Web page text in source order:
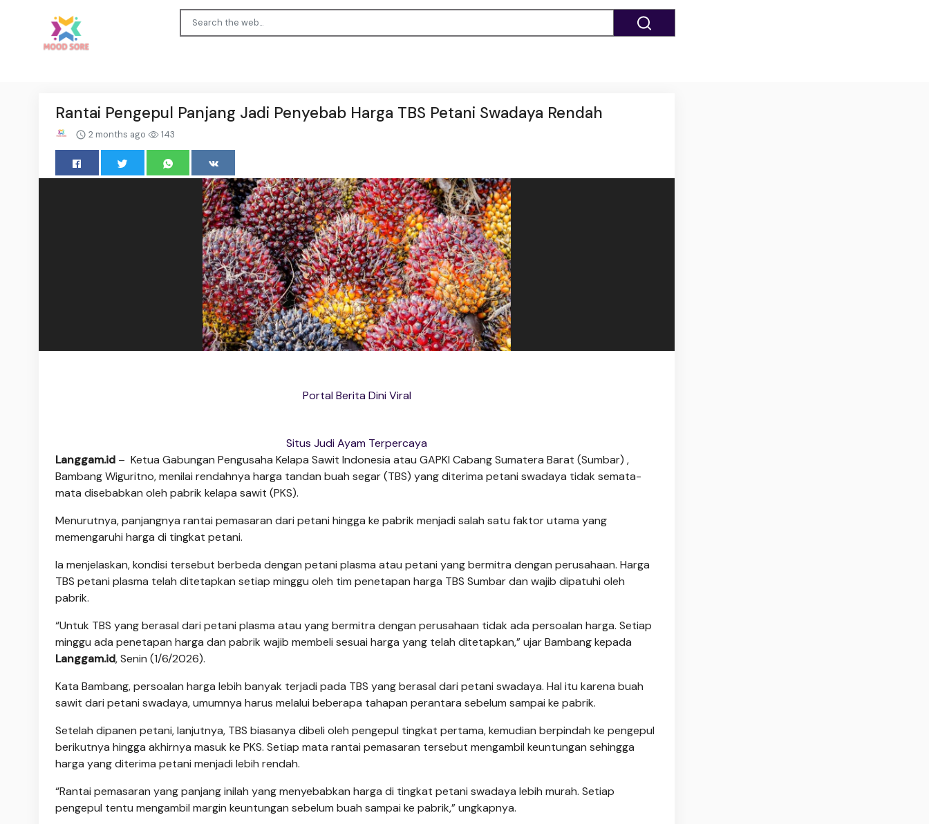
Rantai Pengepul Panjang Jadi Penyebab Harga TBS Petani Swadaya Rendah
2 months ago 143
Portal Berita Dini Viral
Situs Judi Ayam Terpercaya
Langgam.id – Ketua Gabungan Pengusaha Kelapa Sawit Indonesia atau GAPKI Cabang Sumatera Barat (Sumbar) ,
Bambang Wiguritno, menilai rendahnya harga tandan buah segar (TBS) yang diterima petani swadaya tidak semata-
mata disebabkan oleh pabrik kelapa sawit (PKS).
Menurutnya, panjangnya rantai pemasaran dari petani hingga ke pabrik menjadi salah satu faktor utama yang
memengaruhi harga di tingkat petani.
Ia menjelaskan, kondisi tersebut berbeda dengan petani plasma atau petani yang bermitra dengan perusahaan. Harga
TBS petani plasma telah ditetapkan setiap minggu oleh tim penetapan harga TBS Sumbar dan wajib dipatuhi oleh
pabrik.
“Untuk TBS yang berasal dari petani plasma atau yang bermitra dengan perusahaan tidak ada persoalan harga. Setiap
minggu ada penetapan harga dan pabrik wajib membeli sesuai harga yang telah ditetapkan,” ujar Bambang kepada
Langgam.id, Senin (1/6/2026).
Kata Bambang, persoalan harga lebih banyak terjadi pada TBS yang berasal dari petani swadaya. Hal itu karena buah
sawit dari petani swadaya, umumnya harus melalui beberapa tahapan perantara sebelum sampai ke pabrik.
Setelah dipanen petani, lanjutnya, TBS biasanya dibeli oleh pengepul tingkat pertama, kemudian berpindah ke pengepul
berikutnya hingga akhirnya masuk ke PKS. Setiap mata rantai pemasaran tersebut mengambil keuntungan sehingga
harga yang diterima petani menjadi lebih rendah.
“Rantai pemasaran yang panjang inilah yang menyebabkan harga di tingkat petani swadaya lebih murah. Setiap
pengepul tentu mengambil margin keuntungan sebelum buah sampai ke pabrik,” ungkapnya.